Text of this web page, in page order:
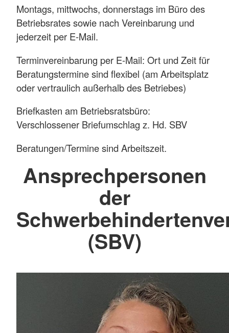
Montags, mittwochs, donnerstags im Büro des
Betriebsrates sowie nach Vereinbarung und
jederzeit per E-Mail.
Terminvereinbarung per E-Mail: Ort und Zeit für
Beratungstermine sind flexibel (am Arbeitsplatz
oder vertraulich außerhalb des Betriebes)
Briefkasten am Betriebsratsbüro:
Verschlossener Briefumschlag z. Hd. SBV
Beratungen/Termine sind Arbeitszeit.
Ansprechpersonen
der
(SBV)